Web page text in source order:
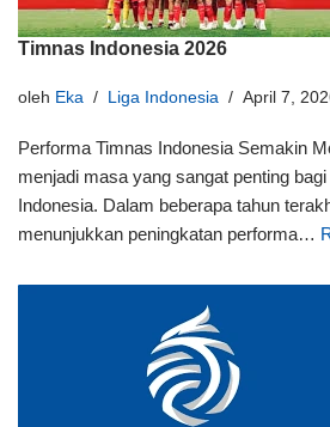
Timnas Indonesia 2026
oleh Eka Liga Indonesia April 7,
Performa Timnas Indonesia Semakin
menjadi masa yang sangat penting
Indonesia. Dalam beberapa tahun
menunjukkan peningkatan performa…